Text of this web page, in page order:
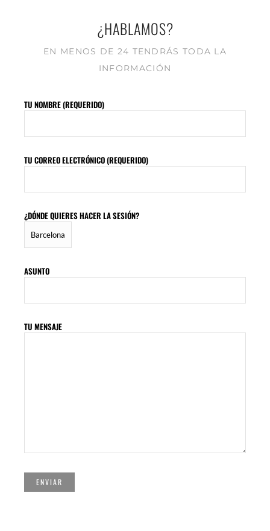
¿HABLAMOS?
EN MENOS DE 24 TENDRÁS TODA LA
INFORMACIÓN
TU NOMBRE (REQUERIDO)
TU CORREO ELECTRÓNICO (REQUERIDO)
¿DÓNDE QUIERES HACER LA SESIÓN?
ASUNTO
TU MENSAJE